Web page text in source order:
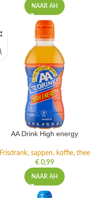
NAAR AH
AA Drink High energy
Frisdrank, sappen, koffie, thee
€0,99
NAAR AH